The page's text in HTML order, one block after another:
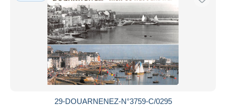
29-DOUARNENEZ-N°3759-C/0295